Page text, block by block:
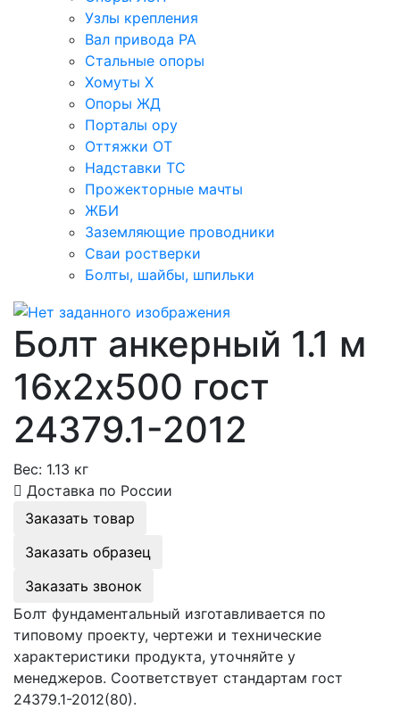
Узлы крепления
Вал привода РА
Стальные опоры
Хомуты Х
Опоры ЖД
Порталы ору
Оттяжки ОТ
Надставки ТС
Прожекторные мачты
ЖБИ
Заземляющие проводники
Сваи ростверки
Болты, шайбы, шпильки
Болт анкерный 1.1 м
16х2х500 гост
24379.1-2012
Вес: 1.13 кг
Доставка по России
Заказать товар
Заказать образец
Заказать звонок
Болт фундаментальный изготавливается по
типовому проекту, чертежи и технические
характеристики продукта, уточняйте у
менеджеров. Соответствует стандартам гост
24379.1-2012(80).